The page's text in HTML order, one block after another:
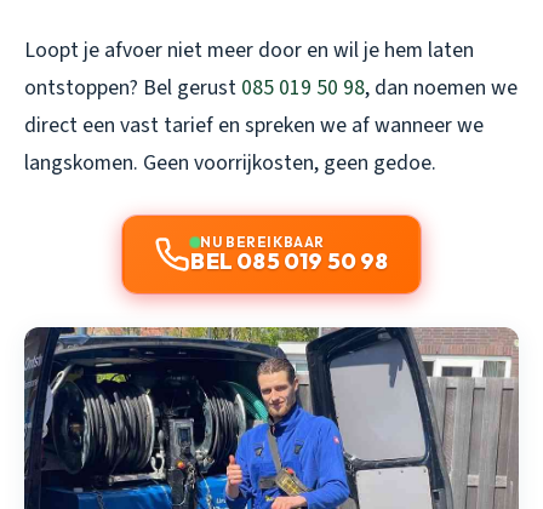
Loopt je afvoer niet meer door en wil je hem laten
ontstoppen? Bel gerust 085 019 50 98, dan noemen we
direct een vast tarief en spreken we af wanneer we
langskomen. Geen voorrijkosten, geen gedoe.
NU BEREIKBAAR
BEL 085 019 50 98